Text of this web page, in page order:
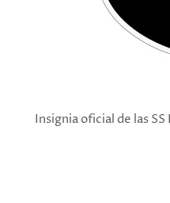
Insignia oficial de las